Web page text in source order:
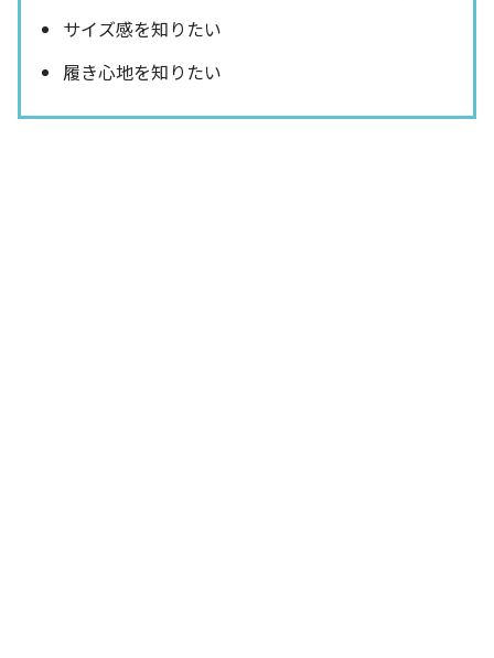
サイズ感を知りたい
履き心地を知りたい